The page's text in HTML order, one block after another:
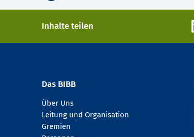
Inhalte teilen
Das BIBB
Über Uns
Leitung und Organisation
Gremien